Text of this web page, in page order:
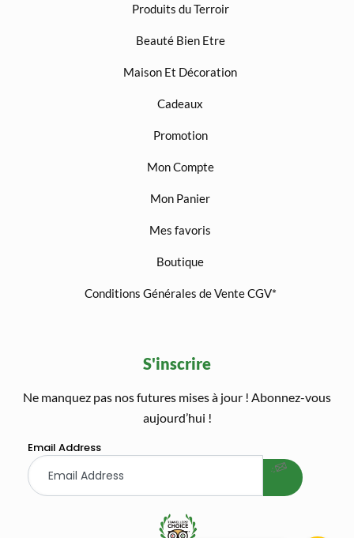
Produits du Terroir
Beauté Bien Etre
Maison Et Décoration
Cadeaux
Promotion
Mon Compte
Mon Panier
Mes favoris
Boutique
Conditions Générales de Vente CGV*
S'inscrire
Ne manquez pas nos futures mises à jour ! Abonnez-vous
aujourd’hui !
Email Address